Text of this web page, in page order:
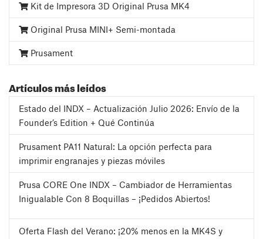
Kit de Impresora 3D Original Prusa MK4
Original Prusa MINI+ Semi-montada
Prusament
Artículos más leídos
Estado del INDX – Actualización Julio 2026: Envío de la
Founder’s Edition + Qué Continúa
Prusament PA11 Natural: La opción perfecta para
imprimir engranajes y piezas móviles
Prusa CORE One INDX – Cambiador de Herramientas
Inigualable Con 8 Boquillas – ¡Pedidos Abiertos!
Oferta Flash del Verano: ¡20% menos en la MK4S y